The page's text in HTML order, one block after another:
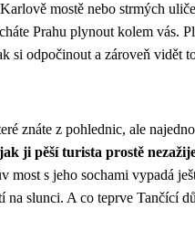
mostě nebo strmých
Prahu plynout kolem vás.
si odpočinout a zároveň vidět
znáte z pohlednic, ale
ji pěší turista prostě
most s jeho sochami vypadá
na slunci. A co teprve Tančící